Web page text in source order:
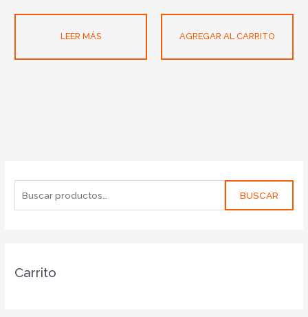
BUSCAR
Carrito
LEER MÁS AGREGAR AL CARRITO